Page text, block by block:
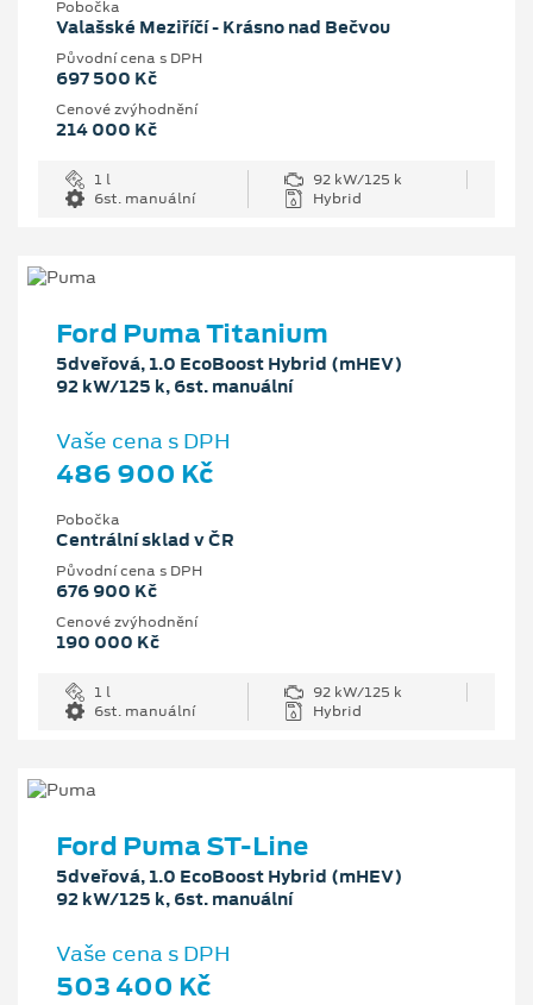
Pobočka
Valašské Meziříčí - Krásno nad Bečvou
Původní cena s DPH
697 500 Kč
Cenové zvýhodnění
214 000 Kč
1 l
92 kW/125 k
6st. manuální
Hybrid
Ford Puma Titanium
5dveřová, 1.0 EcoBoost Hybrid (mHEV)
92 kW/125 k, 6st. manuální
Vaše cena s DPH
486 900 Kč
Pobočka
Centrální sklad v ČR
Původní cena s DPH
676 900 Kč
Cenové zvýhodnění
190 000 Kč
1 l
92 kW/125 k
6st. manuální
Hybrid
Ford Puma ST-Line
5dveřová, 1.0 EcoBoost Hybrid (mHEV)
92 kW/125 k, 6st. manuální
Vaše cena s DPH
503 400 Kč